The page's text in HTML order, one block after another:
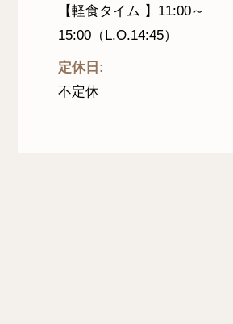
【軽食タイム 】11:00～
15:00（L.O.14:45）
定休日 :
不定休